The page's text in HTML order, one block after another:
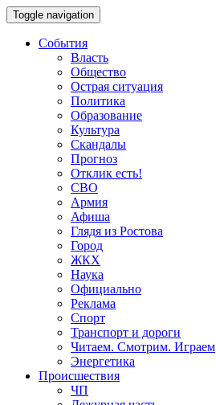
Toggle navigation
События
Власть
Общество
Острая ситуация
Политика
Образование
Культура
Скандалы
Прогноз
Отклик есть!
СВО
Армия
Афиша
Глядя из Ростова
Город
ЖКХ
Наука
Официально
Реклама
Спорт
Транспорт и дороги
Читаем. Смотрим. Играем
Энергетика
Происшествия
ЧП